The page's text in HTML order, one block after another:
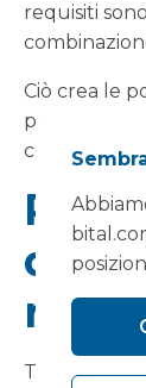
requisiti
Ciò crea le
progetti più
coerenti e
Tuttavia,